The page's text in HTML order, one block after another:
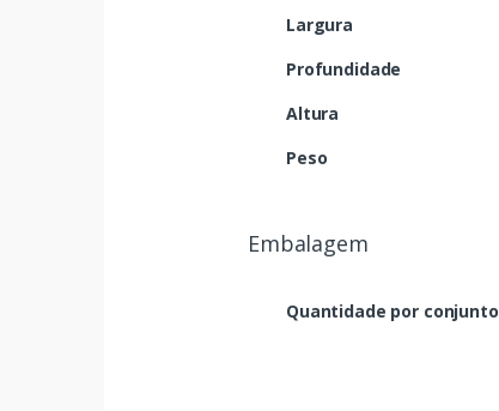
Largura
Profundidade
Altura
Peso
Embalagem
Quantidade por conjunto